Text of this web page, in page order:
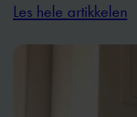
Les hele artikkelen